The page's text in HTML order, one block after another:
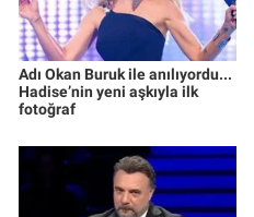
Adı Okan Buruk ile anılıyordu...
Hadise’nin yeni aşkıyla ilk
fotoğraf